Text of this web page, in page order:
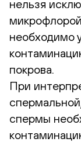
нельзя
необходимо
покрова.
При
спермы